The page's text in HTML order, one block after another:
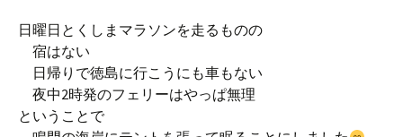
プ
日曜日とくしまマラソンを走るものの
宿はない
日帰りで徳島に行こうにも車もない
夜中2時発のフェリーはやっぱ無理
ということで